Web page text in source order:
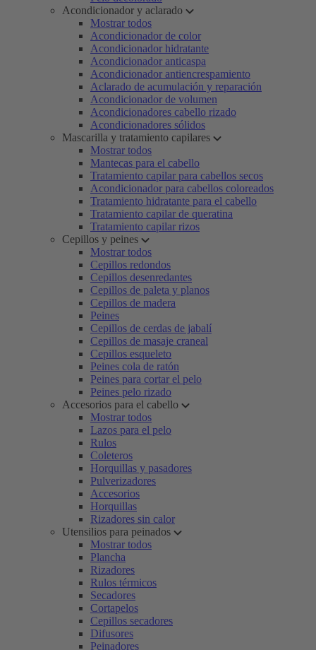
Acondicionador y aclarado
Mostrar todos
Acondicionador de color
Acondicionador hidratante
Acondicionador anticaspa
Acondicionador antiencrespamiento
Aclarado de acumulación y reparación
Acondicionador de volumen
Acondicionadores cabello rizado
Acondicionadores sólidos
Mascarilla y tratamiento capilares
Mostrar todos
Mantecas para el cabello
Tratamiento capilar para cabellos secos
Acondicionador para cabellos coloreados
Tratamiento hidratante para el cabello
Tratamiento capilar de queratina
Tratamiento capilar rizos
Cepillos y peines
Mostrar todos
Cepillos redondos
Cepillos desenredantes
Cepillos de paleta y planos
Cepillos de madera
Peines
Cepillos de cerdas de jabalí
Cepillos de masaje craneal
Cepillos esqueleto
Peines cola de ratón
Peines para cortar el pelo
Peines pelo rizado
Accesorios para el cabello
Mostrar todos
Lazos para el pelo
Rulos
Coleteros
Horquillas y pasadores
Pulverizadores
Accesorios
Horquillas
Rizadores sin calor
Utensilios para peinados
Mostrar todos
Plancha
Rizadores
Rulos térmicos
Secadores
Cortapelos
Cepillos secadores
Difusores
Peinadores